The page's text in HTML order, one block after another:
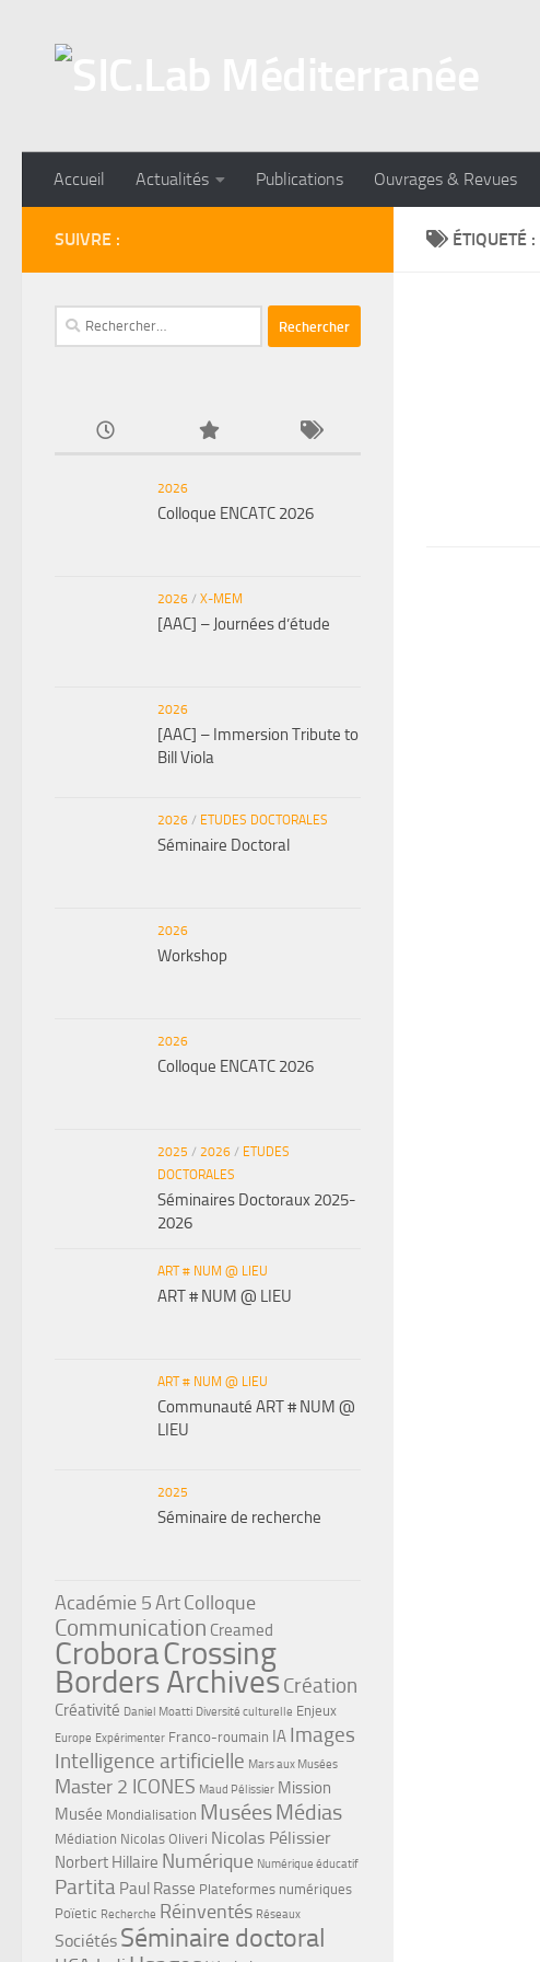
Accueil Actualités Publications Ouvrages & Revues
ÉTIQUETÉ :
SUIVRE :
Rechercher :
2026
Colloque ENCATC 2026
2026 / X-MEM
[AAC] – Journées d’étude
2026
[AAC] – Immersion Tribute to
Bill Viola
2026 / ETUDES DOCTORALES
Séminaire Doctoral
2026
Workshop
2026
Colloque ENCATC 2026
2025 / 2026 / ETUDES
DOCTORALES
Séminaires Doctoraux 2025-
2026
ART # NUM @ LIEU
ART # NUM @ LIEU
ART # NUM @ LIEU
Communauté ART # NUM @
LIEU
2025
Séminaire de recherche
Académie 5ArtColloque
Communication Creamed
CroboraCrossing
Borders ArchivesCréation
Créativité Daniel Moatti Diversité culturelle Enjeux
Europe Expérimenter Franco-roumain IA Images
Intelligence artificielle Mars aux Musées
Master 2 ICONES Maud Pélissier Mission
Musée Mondialisation MuséesMédias
Médiation Nicolas Oliveri Nicolas Pélissier
Norbert Hillaire Numérique Numérique éducatif
Partita Paul Rasse Plateformes numériques
Poïetic Recherche Réinventés Réseaux
Sociétés Séminaire doctoral